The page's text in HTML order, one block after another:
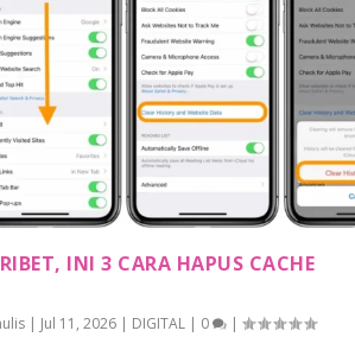
INI 3 CARA HAPUS CACHE
| Jul 11, 2026| DIGITAL| 0 |